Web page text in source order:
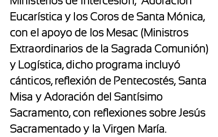
Eucarística y los Coros de Santa Mónica,
con el apoyo de los Mesac (Ministros
Extraordinarios de la Sagrada Comunión)
y Logística, dicho programa incluyó
cánticos, reflexión de Pentecostés, Santa
Misa y Adoración del Santísimo
Sacramento, con reflexiones sobre Jesús
Sacramentado y la Virgen María.